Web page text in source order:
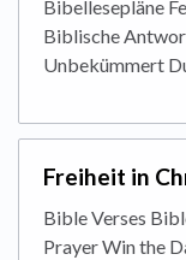
Bibellesepläne
Biblische
Unbekümmert
Freiheit in
Bible Verses
Prayer Win the